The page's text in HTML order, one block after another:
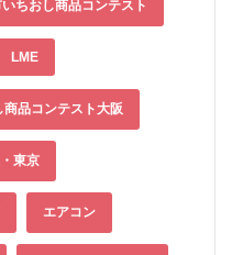
ちおし商品コンテスト
LME
商品コンテスト大阪
東京
エアコン